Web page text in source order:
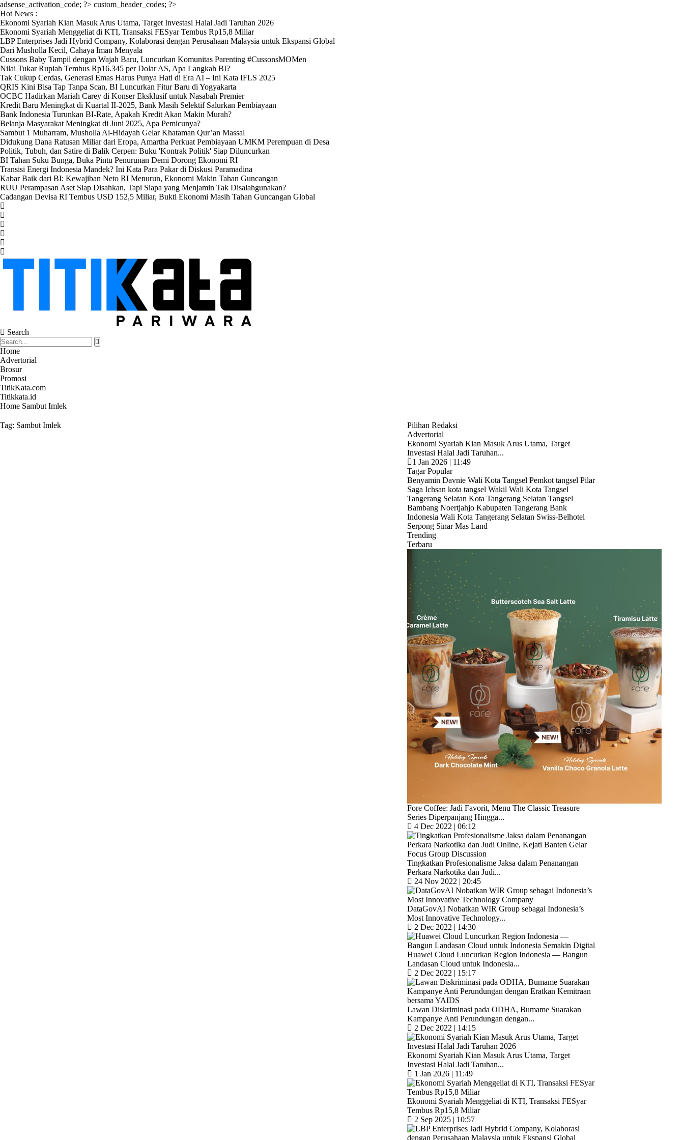
adsense_activation_code; ?> custom_header_codes; ?>
Hot News :
Ekonomi Syariah Kian Masuk Arus Utama, Target Investasi Halal Jadi Taruhan 2026
Ekonomi Syariah Menggeliat di KTI, Transaksi FESyar Tembus Rp15,8 Miliar
LBP Enterprises Jadi Hybrid Company, Kolaborasi dengan Perusahaan Malaysia untuk Ekspansi Global
Dari Musholla Kecil, Cahaya Iman Menyala
Cussons Baby Tampil dengan Wajah Baru, Luncurkan Komunitas Parenting #CussonsMOMen
Nilai Tukar Rupiah Tembus Rp16.345 per Dolar AS, Apa Langkah BI?
Tak Cukup Cerdas, Generasi Emas Harus Punya Hati di Era AI – Ini Kata IFLS 2025
QRIS Kini Bisa Tap Tanpa Scan, BI Luncurkan Fitur Baru di Yogyakarta
OCBC Hadirkan Mariah Carey di Konser Eksklusif untuk Nasabah Premier
Kredit Baru Meningkat di Kuartal II-2025, Bank Masih Selektif Salurkan Pembiayaan
Bank Indonesia Turunkan BI-Rate, Apakah Kredit Akan Makin Murah?
Belanja Masyarakat Meningkat di Juni 2025, Apa Pemicunya?
Sambut 1 Muharram, Musholla Al-Hidayah Gelar Khataman Qur’an Massal
Didukung Dana Ratusan Miliar dari Eropa, Amartha Perkuat Pembiayaan UMKM Perempuan di Desa
Politik, Tubuh, dan Satire di Balik Cerpen: Buku 'Kontrak Politik' Siap Diluncurkan
BI Tahan Suku Bunga, Buka Pintu Penurunan Demi Dorong Ekonomi RI
Transisi Energi Indonesia Mandek? Ini Kata Para Pakar di Diskusi Paramadina
Kabar Baik dari BI: Kewajiban Neto RI Menurun, Ekonomi Makin Tahan Guncangan
RUU Perampasan Aset Siap Disahkan, Tapi Siapa yang Menjamin Tak Disalahgunakan?
Cadangan Devisa RI Tembus USD 152,5 Miliar, Bukti Ekonomi Masih Tahan Guncangan Global
Search
Home
Advertorial
Brosur
Promosi
TitikKata.com
Titikkata.id
Home Sambut Imlek
Tag: Sambut Imlek
Pilihan Redaksi
Advertorial
Ekonomi Syariah Kian Masuk Arus Utama, Target
Investasi Halal Jadi Taruhan...
1 Jan 2026 | 11:49
Tagar Popular
Benyamin Davnie Wali Kota Tangsel Pemkot tangsel Pilar
Saga Ichsan kota tangsel Wakil Wali Kota Tangsel
Tangerang Selatan Kota Tangerang Selatan Tangsel
Bambang Noertjahjo Kabupaten Tangerang Bank
Indonesia Wali Kota Tangerang Selatan Swiss-Belhotel
Serpong Sinar Mas Land
Trending
Terbaru
Fore Coffee: Jadi Favorit, Menu The Classic Treasure
Series Diperpanjang Hingga...
4 Dec 2022 | 06:12
Tingkatkan Profesionalisme Jaksa dalam Penanangan
Perkara Narkotika dan Judi...
24 Nov 2022 | 20:45
DataGovAI Nobatkan WIR Group sebagai Indonesia’s
Most Innovative Technology...
2 Dec 2022 | 14:30
Huawei Cloud Luncurkan Region Indonesia — Bangun
Landasan Cloud untuk Indonesia...
2 Dec 2022 | 15:17
Lawan Diskriminasi pada ODHA, Bumame Suarakan
Kampanye Anti Perundungan dengan...
2 Dec 2022 | 14:15
Ekonomi Syariah Kian Masuk Arus Utama, Target
Investasi Halal Jadi Taruhan...
1 Jan 2026 | 11:49
Ekonomi Syariah Menggeliat di KTI, Transaksi FESyar
Tembus Rp15,8 Miliar
2 Sep 2025 | 10:57